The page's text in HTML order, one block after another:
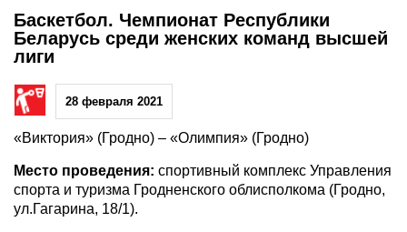
Баскетбол. Чемпионат Республики
Беларусь среди женских команд высшей
лиги
28 февраля 2021
«Виктория» (Гродно) – «Олимпия» (Гродно)
Место проведения: спортивный комплекс Управления
спорта и туризма Гродненского облисполкома (Гродно,
ул.Гагарина, 18/1).